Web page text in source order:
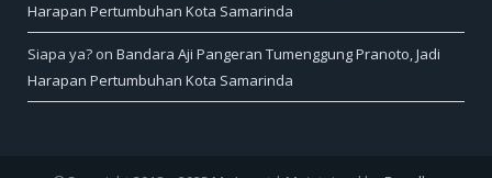
Harapan Pertumbuhan Kota Samarinda
Siapa ya? on Bandara Aji Pangeran Tumenggung Pranoto, Jadi
Harapan Pertumbuhan Kota Samarinda